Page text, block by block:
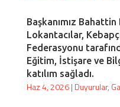
Başkanımız
Lokantacılar,
Federasyonu
Eğitim, İstişare ve
katılım sağladı.
Haz 4, 2026| Duyurular,